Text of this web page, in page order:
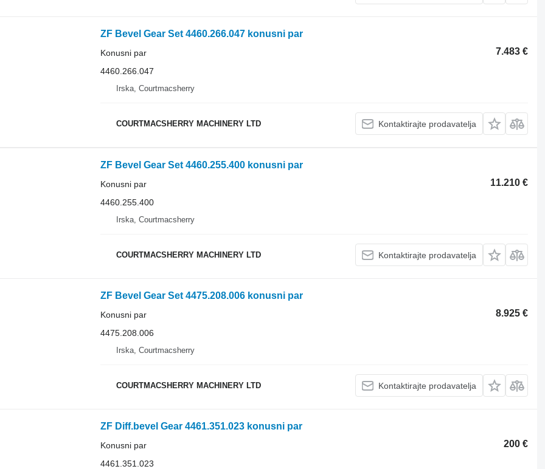
ZF Bevel Gear Set 4460.266.047 konusni par
7.483 €
Konusni par
4460.266.047
Irska, Courtmacsherry
COURTMACSHERRY MACHINERY LTD Kontaktirajte prodavatelja
ZF Bevel Gear Set 4460.255.400 konusni par
11.210 €
Konusni par
4460.255.400
Irska, Courtmacsherry
COURTMACSHERRY MACHINERY LTD Kontaktirajte prodavatelja
ZF Bevel Gear Set 4475.208.006 konusni par
8.925 €
Konusni par
4475.208.006
Irska, Courtmacsherry
COURTMACSHERRY MACHINERY LTD Kontaktirajte prodavatelja
ZF Diff.bevel Gear 4461.351.023 konusni par
200 €
Konusni par
4461.351.023